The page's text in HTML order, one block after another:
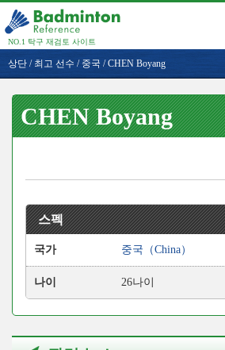
NO.1 탁구 재검토 사이트
상단 / 최고 선수 / 중국 /CHEN Boyang
CHEN Boyang
스펙
국가 중국（China）
나이 26나이